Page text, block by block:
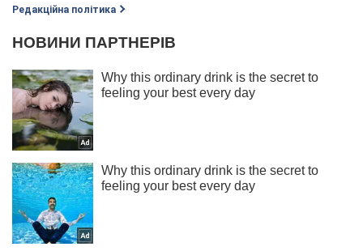
Редакційна політика